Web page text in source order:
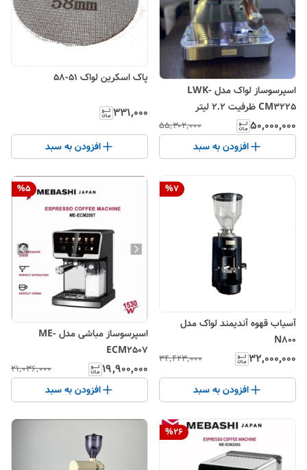
اسپرسوساز لواک مدل LWK-
CM3225 ظرفیت ۲.۲ لیتر
۵۰٬۰۰۰٬۰۰۰ ۵۵٬۳۰۲٬۰۰۰
افزودن به سبد
پاک اسکرین لواک 51-58
۳۳۱٬۰۰۰
افزودن به سبد
%7
آسیاب قهوه آندیمند لواک مدل
N800
۳۲٬۰۰۰٬۰۰۰ ۳۴٬۴۲۳٬۰۰۰
افزودن به سبد
%5
اسپرسوساز مباشی مدل ME-
ECM2507
۱۹٬۹۰۰٬۰۰۰ ۲۱٬۰۳۶٬۰۰۰
افزودن به سبد
%26